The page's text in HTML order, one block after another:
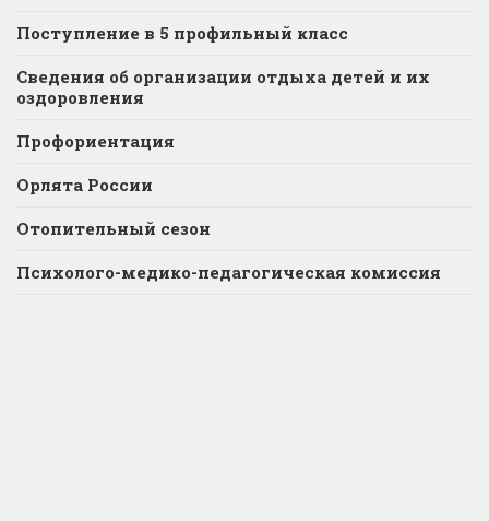
Поступление в 5 профильный класс
Сведения об организации отдыха детей и их
оздоровления
Профориентация
Орлята России
Отопительный сезон
Психолого-медико-педагогическая комиссия